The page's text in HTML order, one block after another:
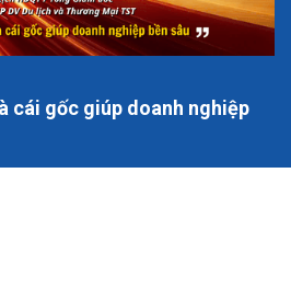
cái gốc giúp doanh nghiệp